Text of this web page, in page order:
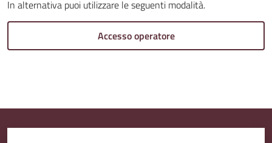
o
r
i
In alternativa puoi utilizzare le seguenti modalità.
Accesso operatore